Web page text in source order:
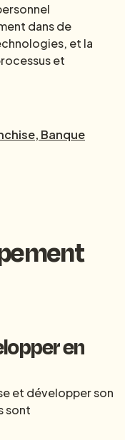
dans de
et la
et
Banque
en
et développer son
sont